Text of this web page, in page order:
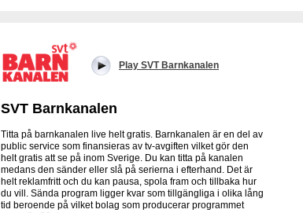
Play SVT Barnkanalen
SVT Barnkanalen
Titta på barnkanalen live helt gratis. Barnkanalen är en del av
public service som finansieras av tv-avgiften vilket gör den
helt gratis att se på inom Sverige. Du kan titta på kanalen
medans den sänder eller slå på serierna i efterhand. Det är
helt reklamfritt och du kan pausa, spola fram och tillbaka hur
du vill. Sända program ligger kvar som tillgängliga i olika lång
tid beroende på vilket bolag som producerar programmet